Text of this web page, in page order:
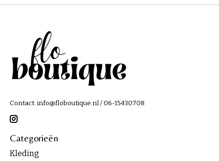
Contact: info@floboutique.nl/ 06-15430708
Categorieën
Kleding